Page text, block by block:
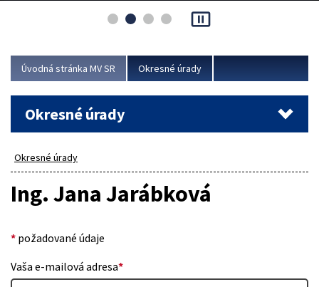
asociácie poisťovní (SLASPO) a Ministerstva vnútra SR.
Viac
pause_presentation
Úvodná stránka MV SR Okresné úrady
Okresné úrady
Okresné úrady
Ing. Jana Jarábková
* požadované údaje
Vaša e-mailová adresa*